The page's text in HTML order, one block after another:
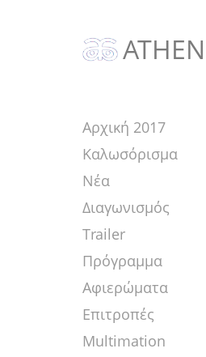
Αρχική 2017
Καλωσόρισμα
Νέα
Διαγωνισμός
Trailer
Πρόγραμμα
Αφιερώματα
Επιτροπές
Multimation